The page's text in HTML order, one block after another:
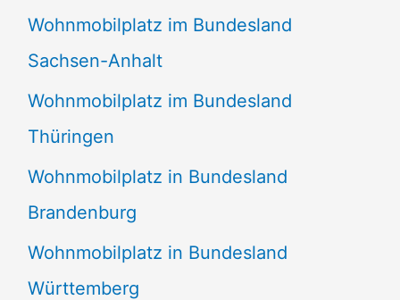
Wohnmobilplatz im Bundesland
Sachsen-Anhalt
Wohnmobilplatz im Bundesland
Thüringen
Wohnmobilplatz in Bundesland
Brandenburg
Wohnmobilplatz in Bundesland
Württemberg